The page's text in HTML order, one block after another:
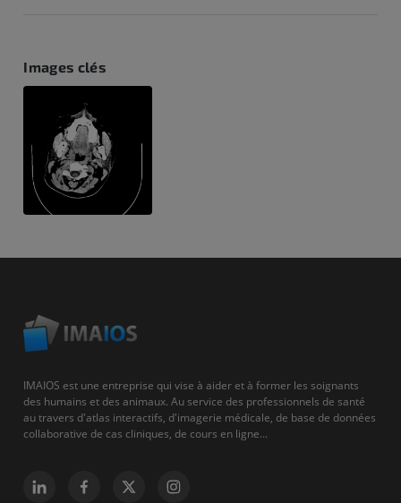
Images clés
IMAIOS est une entreprise qui vise à aider et à former les soignants
des humains et des animaux. Au service des professionnels de santé
au travers d'atlas interactifs, d'imagerie médicale, de base de données
collaborative de cas cliniques, de cours en ligne...